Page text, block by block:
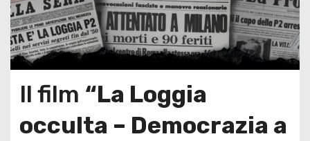
Il film “La Loggia
occulta – Democrazia a